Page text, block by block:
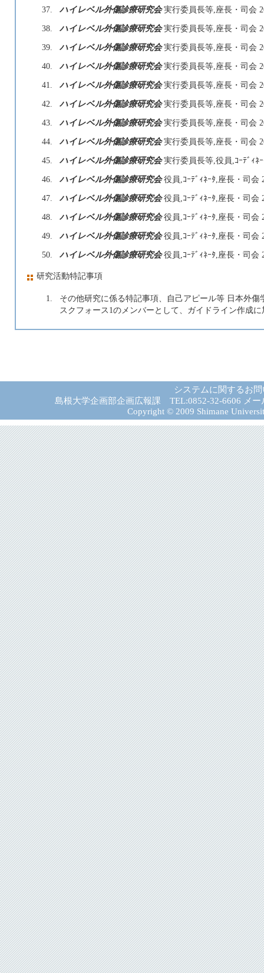
37.
ハイレベル外傷診療研究会実行委員長等,座長・司会
38.
ハイレベル外傷診療研究会実行委員長等,座長・司会
39.
ハイレベル外傷診療研究会実行委員長等,座長・司会
40.
ハイレベル外傷診療研究会実行委員長等,座長・司会
41.
ハイレベル外傷診療研究会実行委員長等,座長・司会
42.
ハイレベル外傷診療研究会実行委員長等,座長・司会
43.
ハイレベル外傷診療研究会実行委員長等,座長・司会
44.
ハイレベル外傷診療研究会実行委員長等,座長・司会
45.
ハイレベル外傷診療研究会実行委員長等,役員,ｺｰﾃﾞｨﾈ
46.
ハイレベル外傷診療研究会役員,ｺｰﾃﾞｨﾈｰﾀ,座長・司会
47.
ハイレベル外傷診療研究会役員,ｺｰﾃﾞｨﾈｰﾀ,座長・司会
48.
ハイレベル外傷診療研究会役員,ｺｰﾃﾞｨﾈｰﾀ,座長・司会
49.
ハイレベル外傷診療研究会役員,ｺｰﾃﾞｨﾈｰﾀ,座長・司会
50.
ハイレベル外傷診療研究会役員,ｺｰﾃﾞｨﾈｰﾀ,座長・司会
研究活動特記事項
1.
その他研究に係る特記事項、自己アピール等 日本外
スクフォース1のメンバーとして、ガイドライン作成
システムに関するお
島根大学企画部企画広報課 TEL:0852-32-6606 メー
Copyright © 2009 Shimane